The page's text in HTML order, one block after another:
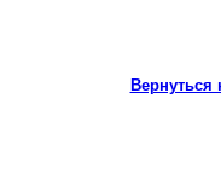
Вернуться